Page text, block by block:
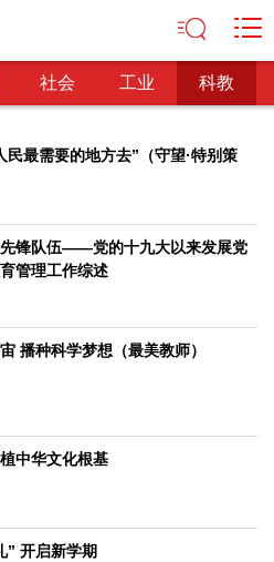
社会 工业 科教
济 新锐视点
发展理念
正 民主政治
观察思考
业 文化事业
民最需要的地方去”（守望·特别策
锋队伍——党的十九大以来发展党
管理工作综述
播种科学梦想（最美教师）
中华文化根基
” 开启新学期